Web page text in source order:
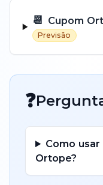
📆 Cupom
Previsão
❓
Como
Ortope?